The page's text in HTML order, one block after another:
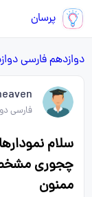
پرسان
دوازدهمفارسی
فارسی
سلام
چجوری
ممنون